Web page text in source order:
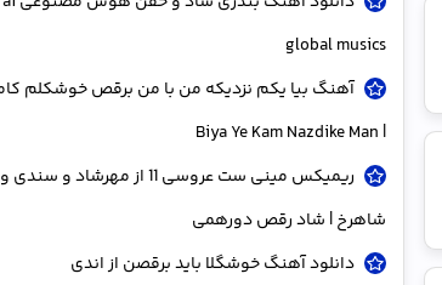
global musics
آهنگ بیا یکم نزدیکه من با من برقص خوشکلم
| Biya Ye Kam Nazdike Man
ریمیکس مینی ست عروسی 11 از مهرشاد و سندی و
شاهرخ | شاد رقص دورهمی
دانلود آهنگ خوشگلا باید برقصن از اندی